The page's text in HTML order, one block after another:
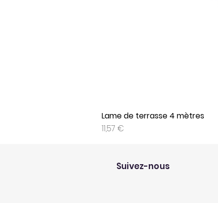
Lame de terrasse 4 mètres
Prix
11,57 €
Suivez-nous